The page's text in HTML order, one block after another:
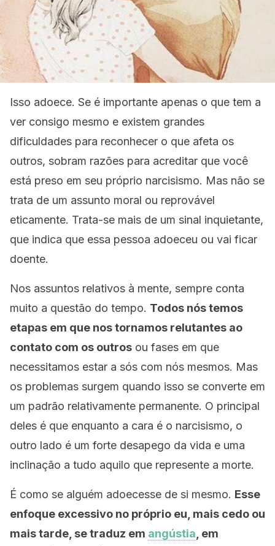
Isso adoece. Se é importante apenas o que tem a
ver consigo mesmo e existem grandes
dificuldades para reconhecer o que afeta os
outros, sobram razões para acreditar que você
está preso em seu próprio narcisismo. Mas não se
trata de um assunto moral ou reprovável
eticamente. Trata-se mais de um sinal inquietante,
que indica que essa pessoa adoeceu ou vai ficar
doente.
Nos assuntos relativos à mente, sempre conta
muito a questão do tempo. Todos nós temos
etapas em que nos tornamos relutantes ao
contato com os outros ou fases em que
necessitamos estar a sós com nós mesmos. Mas
os problemas surgem quando isso se converte em
um padrão relativamente permanente. O principal
deles é que enquanto a cara é o narcisismo, o
outro lado é um forte desapego da vida e uma
inclinação a tudo aquilo que represente a morte.
É como se alguém adoecesse de si mesmo. Esse
enfoque excessivo no próprio eu, mais cedo ou
mais tarde, se traduz em angústia , em